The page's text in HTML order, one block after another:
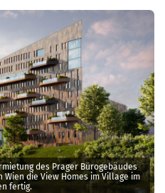
des Prager Bürogebäudes
die View Homes im Village im
fertig.